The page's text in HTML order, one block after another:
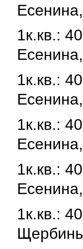
1к.кв.:
1к.кв.:
1к.кв.:
1к.кв.:
1к.кв.: